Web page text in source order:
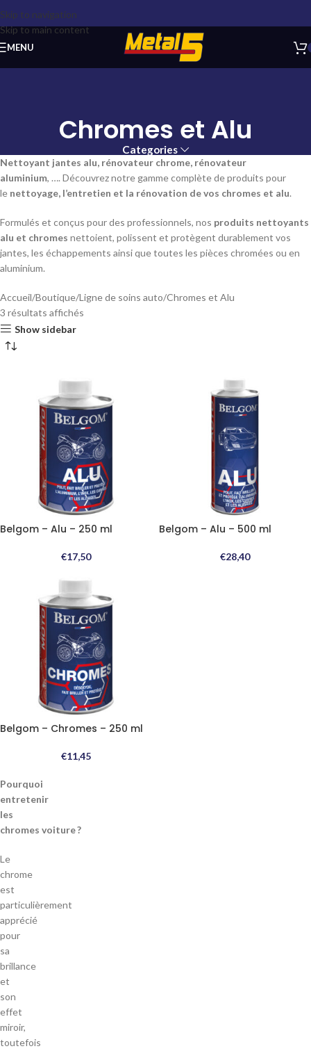
Skip to navigation
Skip to main content
MENU
Chromes et Alu
Categories
Nettoyant jantes alu, rénovateur chrome, rénovateur
aluminium, …. Découvrez notre gamme complète de produits pour
le nettoyage, l’entretien et la rénovation de vos chromes et alu.
Formulés et conçus pour des professionnels, nos produits nettoyants
alu et chromes nettoient, polissent et protègent durablement vos
jantes, les échappements ainsi que toutes les pièces chromées ou en
aluminium.
Accueil Boutique Ligne de soins auto Chromes et Alu
3 résultats affichés
Show sidebar
Belgom – Alu – 250 ml
€17,50
Belgom – Alu – 500 ml
€28,40
Belgom – Chromes – 250 ml
€11,45
Pourquoi
entretenir
les
chromes voiture ?
Le
chrome
est
particulièrement
apprécié
pour
sa
brillance
et
son
effet
miroir,
toutefois